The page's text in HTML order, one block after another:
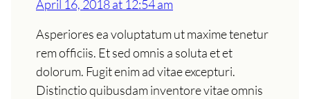
April 16, 2018 at 12:54 am
Asperiores ea voluptatum ut maxime tenetur
rem officiis. Et sed omnis a soluta et et
dolorum. Fugit enim ad vitae excepturi.
Distinctio quibusdam inventore vitae omnis